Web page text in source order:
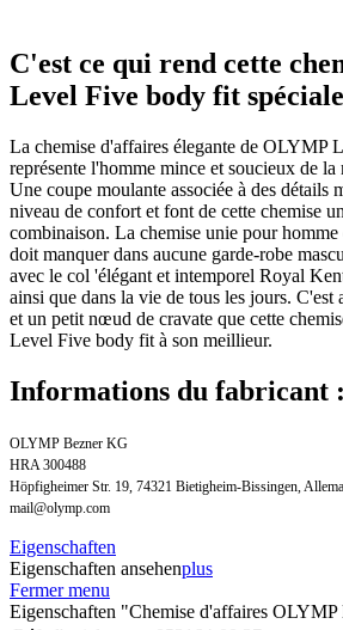
C'est ce qui rend cette
Level Five body fit
La chemise d'affaires élegante de OLYMP
représente l'homme mince et soucieux de
Une coupe moulante associée à des détails
niveau de confort et font de cette chemise
combinaison. La chemise unie pour
doit manquer dans aucune garde-robe
avec le col 'élégant et intemporel Royal
ainsi que dans la vie de tous les jours. C'est
et un petit nœud de cravate que cette
Level Five body fit à son meillieur.
Informations du fabricant :
OLYMP Bezner KG
HRA 300488
Höpfigheimer Str. 19, 74321 Bietigheim-Bissingen,
mail@olymp.com
Eigenschaften
Eigenschaften ansehenplus
Fermer menu
Eigenschaften "Chemise d'affaires